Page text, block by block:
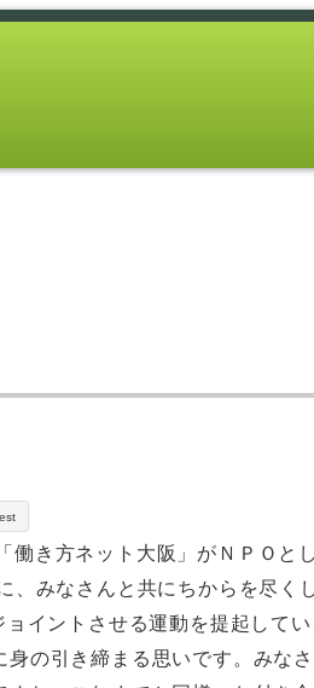
働き方ネット大阪」がＮＰＯと
、みなさんと共にちからを尽く
イントさせる運動を提起して
の引き締まる思いです。みな